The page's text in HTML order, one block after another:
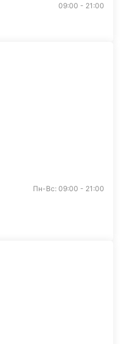
09:00 - 21:00
Пн-Вс: 09:00 - 21:00